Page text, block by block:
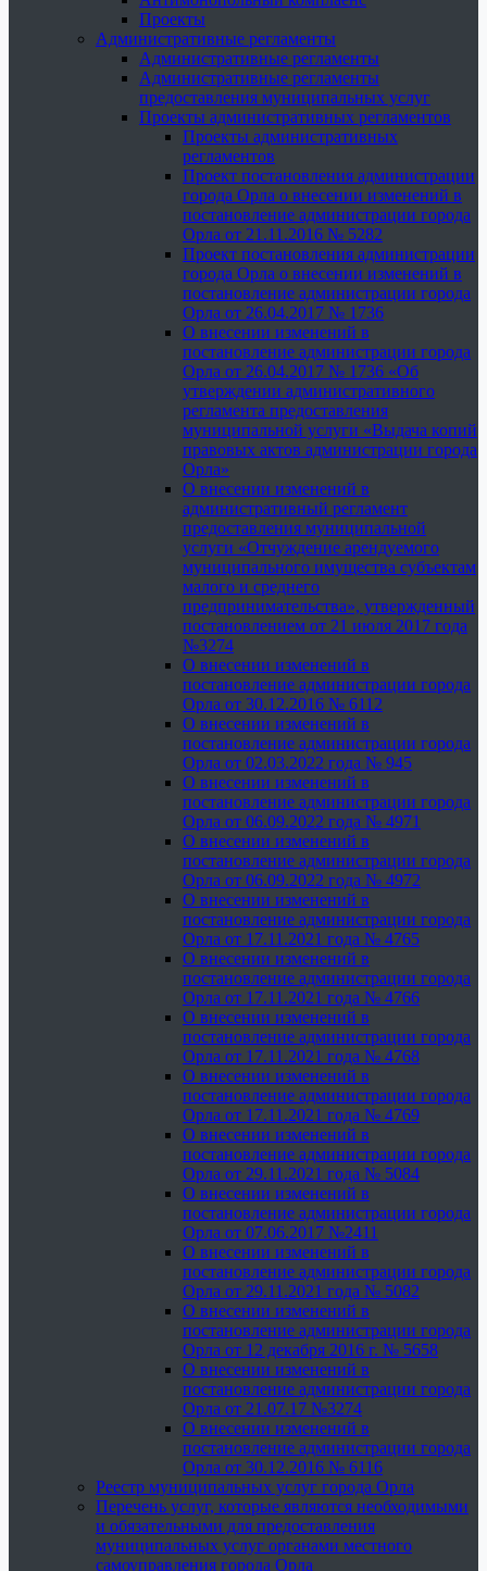
Проекты
Административные регламенты
Административные регламенты
Административные регламенты
предоставления муниципальных услуг
Проекты административных регламентов
Проекты административных
регламентов
Проект постановления администрации
города Орла о внесении изменений в
постановление администрации города
Орла от 21.11.2016 № 5282
Проект постановления администрации
города Орла о внесении изменений в
постановление администрации города
Орла от 26.04.2017 № 1736
О внесении изменений в
постановление администрации города
Орла от 26.04.2017 № 1736 «Об
утверждении административного
регламента предоставления
муниципальной услуги «Выдача копий
правовых актов администрации города
Орла»
О внесении изменений в
административный регламент
предоставления муниципальной
услуги «Отчуждение арендуемого
муниципального имущества субъектам
малого и среднего
предпринимательства», утвержденный
постановлением от 21 июля 2017 года
№3274
О внесении изменений в
постановление администрации города
Орла от 30.12.2016 № 6112
О внесении изменений в
постановление администрации города
Орла от 02.03.2022 года № 945
О внесении изменений в
постановление администрации города
Орла от 06.09.2022 года № 4971
О внесении изменений в
постановление администрации города
Орла от 06.09.2022 года № 4972
О внесении изменений в
постановление администрации города
Орла от 17.11.2021 года № 4765
О внесении изменений в
постановление администрации города
Орла от 17.11.2021 года № 4766
О внесении изменений в
постановление администрации города
Орла от 17.11.2021 года № 4768
О внесении изменений в
постановление администрации города
Орла от 17.11.2021 года № 4769
О внесении изменений в
постановление администрации города
Орла от 29.11.2021 года № 5084
О внесении изменений в
постановление администрации города
Орла от 07.06.2017 №2411
О внесении изменений в
постановление администрации города
Орла от 29.11.2021 года № 5082
О внесении изменений в
постановление администрации города
Орла от 12 декабря 2016 г. № 5658
О внесении изменений в
постановление администрации города
Орла от 21.07.17 №3274
О внесении изменений в
постановление администрации города
Орла от 30.12.2016 № 6116
Реестр муниципальных услуг города Орла
Перечень услуг, которые являются необходимыми
и обязательными для предоставления
муниципальных услуг органами местного
самоуправления города Орла